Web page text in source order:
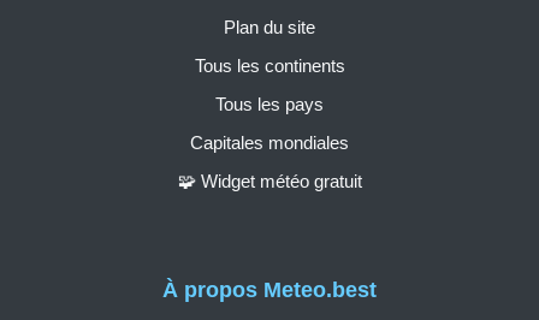
À propos Meteo.best
Plan du site
Tous les continents
Tous les pays
Capitales mondiales
🧩 Widget météo gratuit